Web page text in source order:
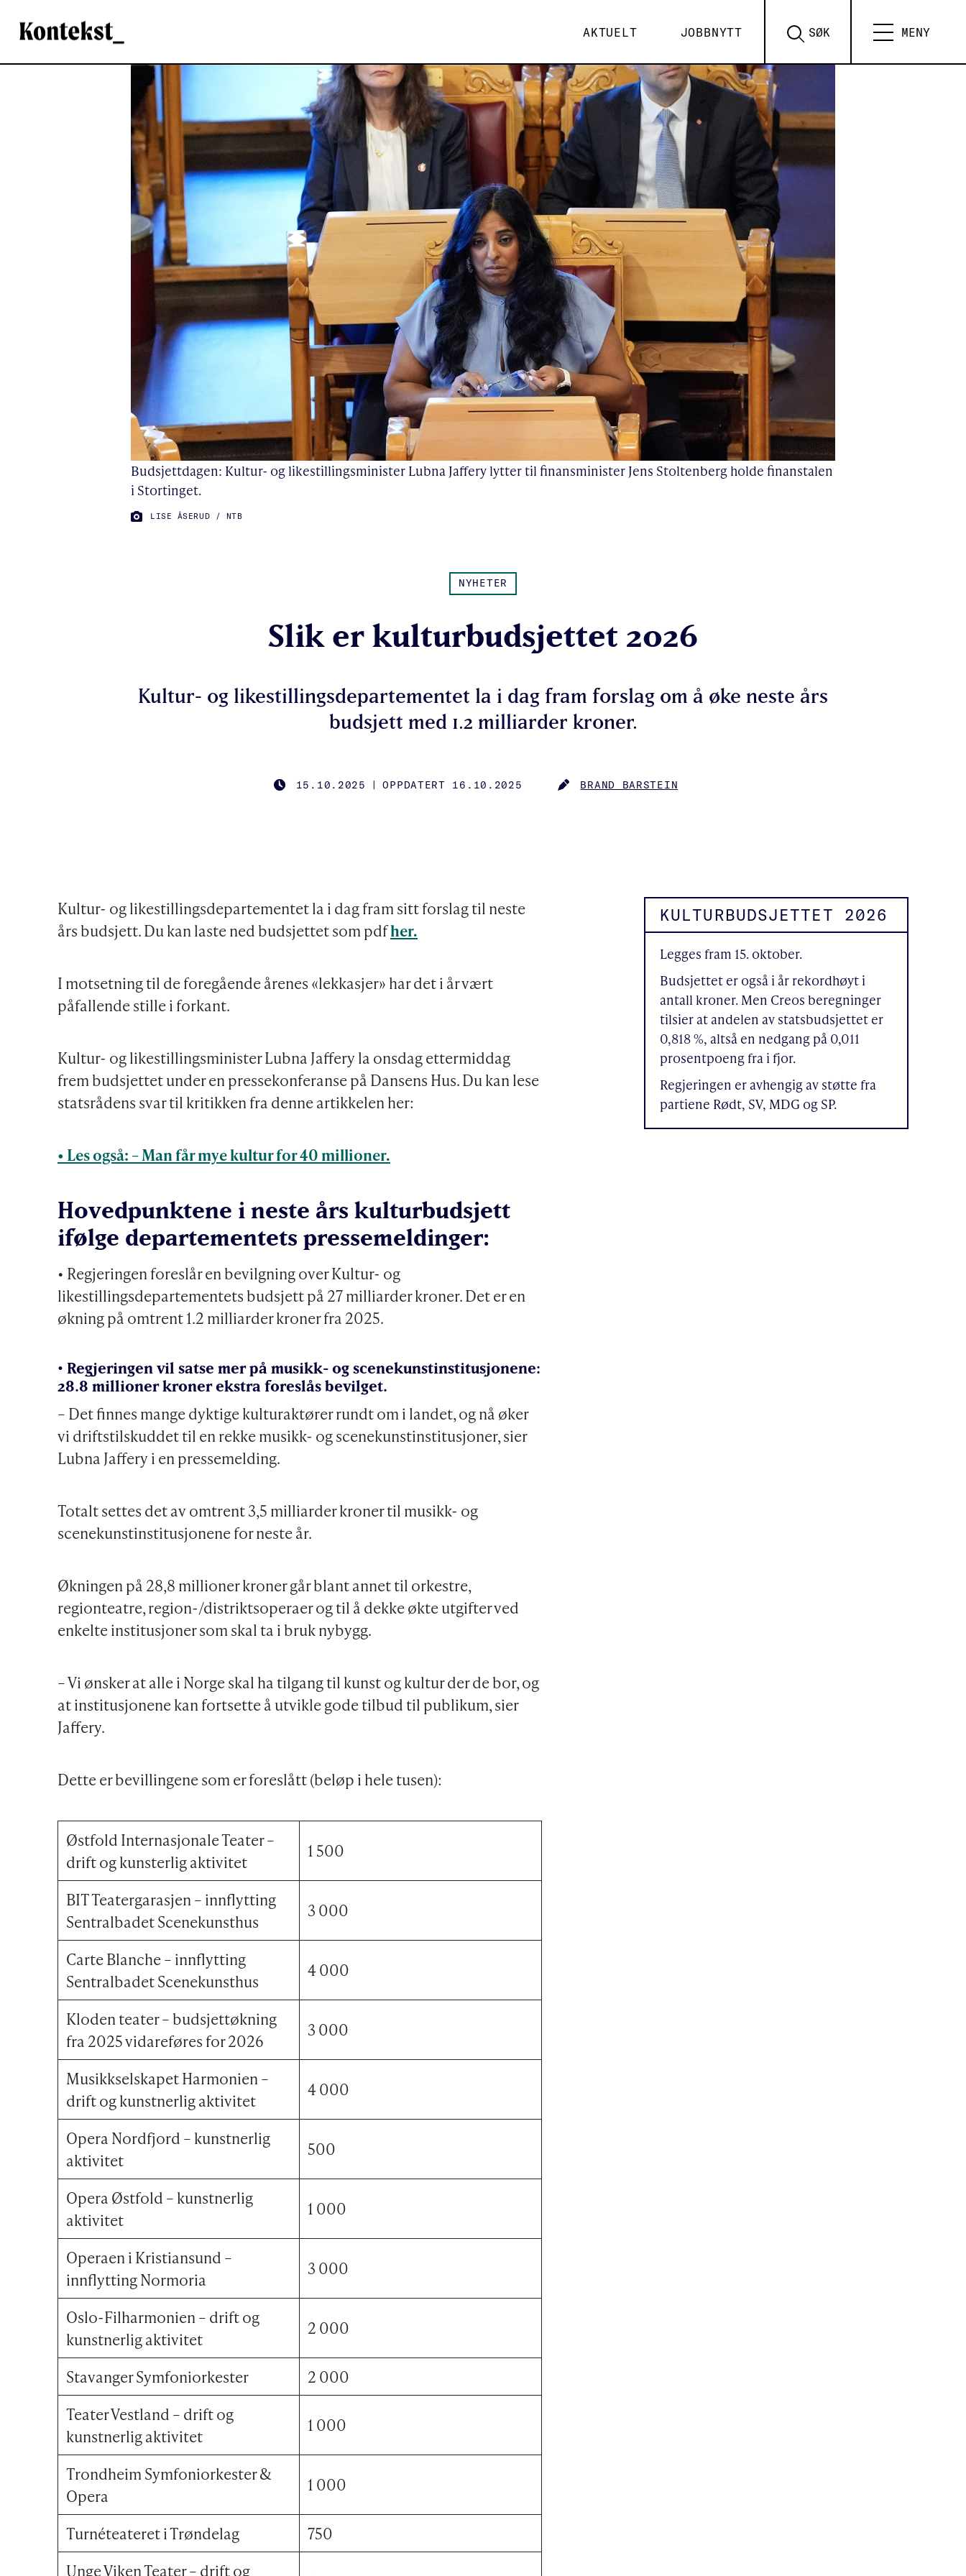
Kontekst AKTUELT JOBBNYTT SØK MENY
Budsjettdagen: Kultur- og likestillingsminister Lubna Jaffery lytter til finansminister Jens Stoltenberg holde finanstalen
i Stortinget.
FOTO:
LISE ÅSERUD / NTB
NYHETER
Slik er kulturbudsjettet 2026
Kultur- og likestillingsdepartementet la i dag fram forslag om å øke neste års
budsjett med 1.2 milliarder kroner.
PUBLISHED
15.10.2025 | OPPDATERT 16.10.2025
AUTHOR
BRAND BARSTEIN
Kultur- og likestillingsdepartementet la i dag fram sitt forslag til neste
års budsjett. Du kan laste ned budsjettet som pdfher.
I motsetning til de foregående årenes «lekkasjer» har det i år vært
påfallende stille i forkant.
Kultur- og likestillingsminister Lubna Jaffery la onsdag ettermiddag
frem budsjettet under en pressekonferanse på Dansens Hus. Du kan lese
statsrådens svar til kritikken fra denne artikkelen her:
• Les også: – Man får mye kultur for 40 millioner.
Hovedpunktene i neste års kulturbudsjett
ifølge departementets pressemeldinger:
• Regjeringen foreslår en bevilgning over Kultur- og
likestillingsdepartementets budsjett på 27 milliarder kroner. Det er en
økning på omtrent 1.2 milliarder kroner fra 2025.
• Regjeringen vil satse mer på musikk- og scenekunstinstitusjonene:
28.8 millioner kroner ekstra foreslås bevilget.
– Det finnes mange dyktige kulturaktører rundt om i landet, og nå øker
vi driftstilskuddet til en rekke musikk- og scenekunstinstitusjoner, sier
Lubna Jaffery i en pressemelding.
Totalt settes det av omtrent 3,5 milliarder kroner til musikk- og
scenekunstinstitusjonene for neste år.
Økningen på 28,8 millioner kroner går blant annet til orkestre,
regionteatre, region-/distriktsoperaer og til å dekke økte utgifter ved
enkelte institusjoner som skal ta i bruk nybygg.
– Vi ønsker at alle i Norge skal ha tilgang til kunst og kultur der de bor, og
at institusjonene kan fortsette å utvikle gode tilbud til publikum, sier
Jaffery.
Dette er bevillingene som er foreslått (beløp i hele tusen):
Østfold Internasjonale Teater –
drift og kunsterlig aktivitet
1 500
BIT Teatergarasjen – innflytting
Sentralbadet Scenekunsthus
3 000
Carte Blanche – innflytting
Sentralbadet Scenekunsthus
4 000
Kloden teater – budsjettøkning
fra 2025 vidareføres for 2026
3 000
Musikkselskapet Harmonien –
drift og kunstnerlig aktivitet
4 000
Opera Nordfjord – kunstnerlig
aktivitet
500
Opera Østfold – kunstnerlig
aktivitet
1 000
Operaen i Kristiansund –
innflytting Normoria
3 000
Oslo-Filharmonien – drift og
kunstnerlig aktivitet
2 000
Stavanger Symfoniorkester
2 000
Teater Vestland – drift og
kunstnerlig aktivitet
1 000
Trondheim Symfoniorkester &
Opera
1 000
Turnéteateret i Trøndelag
750
Unge Viken Teater – drift og
KULTURBUDSJETTET 2026
Legges fram 15. oktober.
Budsjettet er også i år rekordhøyt i
antall kroner. Men Creos beregninger
tilsier at andelen av statsbudsjettet er
0,818 %, altså en nedgang på 0,011
prosentpoeng fra i fjor.
Regjeringen er avhengig av støtte fra
partiene Rødt, SV, MDG og SP.